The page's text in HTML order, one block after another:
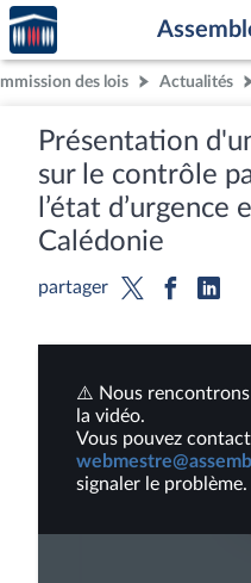
Aller au contenu
Aller en bas de la page
Accèder
à la
page
d'accueildes lois Actualités
Présentation
sur le contrôle
l’état d’urgence
Calédonie
partager
⚠️ Nous
la vidéo.
Vous pouvez
signaler le problème.